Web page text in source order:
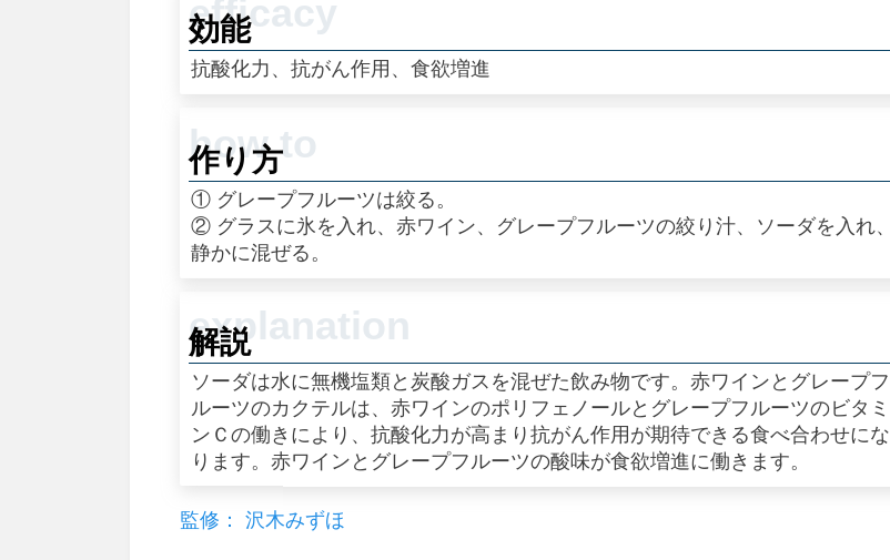
効能
抗酸化力、抗がん作用、食欲増進
作り方
① グレープフルーツは絞る。
② グラスに氷を入れ、赤ワイン、グレープフルーツの絞り汁、ソーダを入れ、
静かに混ぜる。
解説
ソーダは水に無機塩類と炭酸ガスを混ぜた飲み物です。赤ワインとグレープフ
ルーツのカクテルは、赤ワインのポリフェノールとグレープフルーツのビタミ
ンＣの働きにより、抗酸化力が高まり抗がん作用が期待できる食べ合わせにな
ります。赤ワインとグレープフルーツの酸味が食欲増進に働きます。
監修： 沢木みずほ